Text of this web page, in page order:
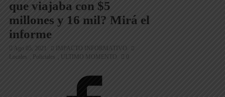
que viajaba con $5
millones y 16 mil? Mirá el
informe
Ago 05, 2021
IMPACTO INFORMATIVO
Locales
Policiales ULTIMO MOMENTO 0